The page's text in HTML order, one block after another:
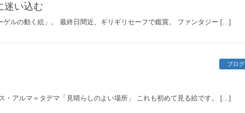
迷い込む
ゲルの動く絵」。 最終日間近、ギリギリセーフで鑑賞。 ファンタジー […]
ブログ
・アルマ＝タデマ「見晴らしのよい場所」 これも初めて見る絵です。 […]